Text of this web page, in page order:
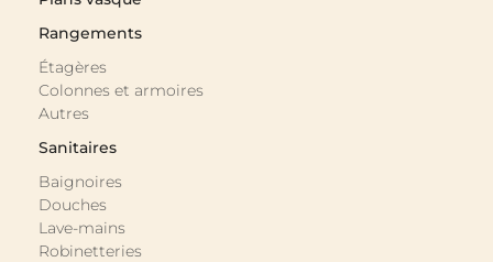
Rangements
Étagères
Colonnes et armoires
Autres
Sanitaires
Baignoires
Douches
Lave-mains
Robinetteries